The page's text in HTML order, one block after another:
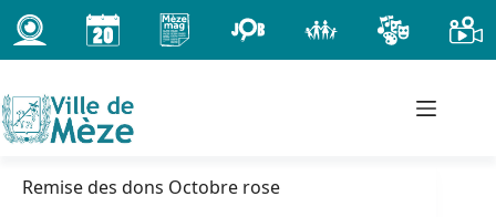
Passer
au
contenu
Remise des dons Octobre rose